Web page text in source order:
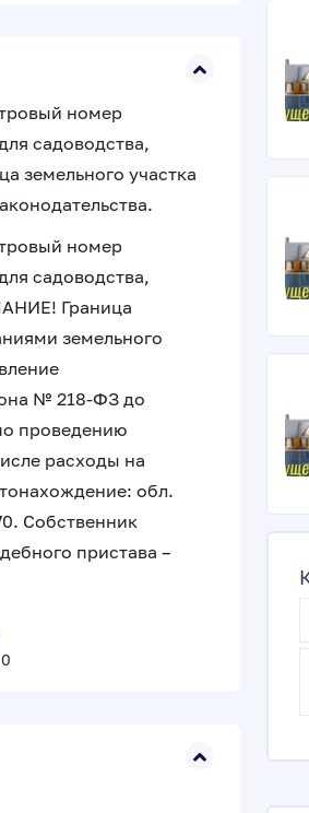
номер
садоводства,
земельного участка
номер
садоводства,
Граница
земельного
№ 218-ФЗ до
проведению
расходы на
обл.
Собственник
пристава –